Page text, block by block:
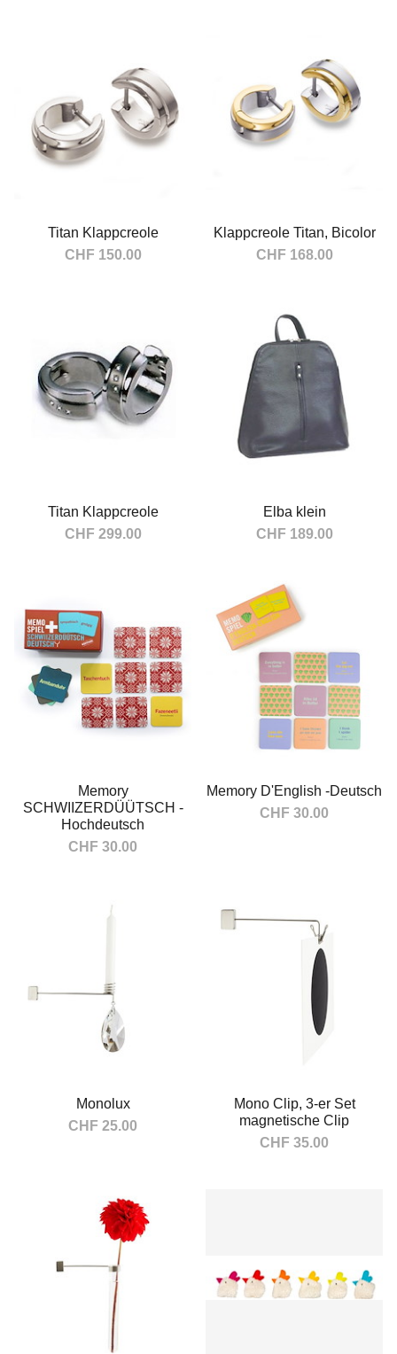
Titan Klappcreole
CHF 150.00
Klappcreole Titan, Bicolor
CHF 168.00
Titan Klappcreole
CHF 299.00
Elba klein
CHF 189.00
In den Warenkorb
Memory
SCHWIIZERDÜÜTSCH -
Hochdeutsch
CHF 30.00
Memory D'English -Deutsch
CHF 30.00
Monolux
CHF 25.00
Mono Clip, 3-er Set
magnetische Clip
CHF 35.00